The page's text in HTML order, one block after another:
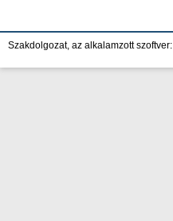
Szakdolgozat, az alkalamzott szoftver: